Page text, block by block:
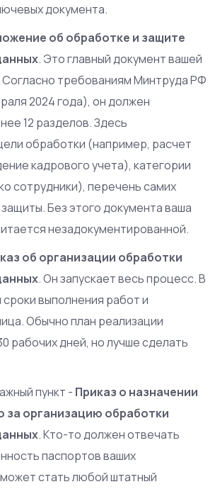
документа.
об обработке и защите
. Это главный документ вашей
требованиям Минтруда РФ
2024 года), он должен
12 разделов. Здесь
обработки (например, расчет
кадрового учета), категории
сотрудники), перечень самих
Без этого документа ваша
незадокументированной.
об организации обработки
. Он запускает весь процесс. В
выполнения работ и
Обычно план реализации
рабочих дней, но лучше сделать
пункт - Приказ о назначении
за организацию обработки
. Кто-то должен отвечать
паспортов ваших
стать любой штатный